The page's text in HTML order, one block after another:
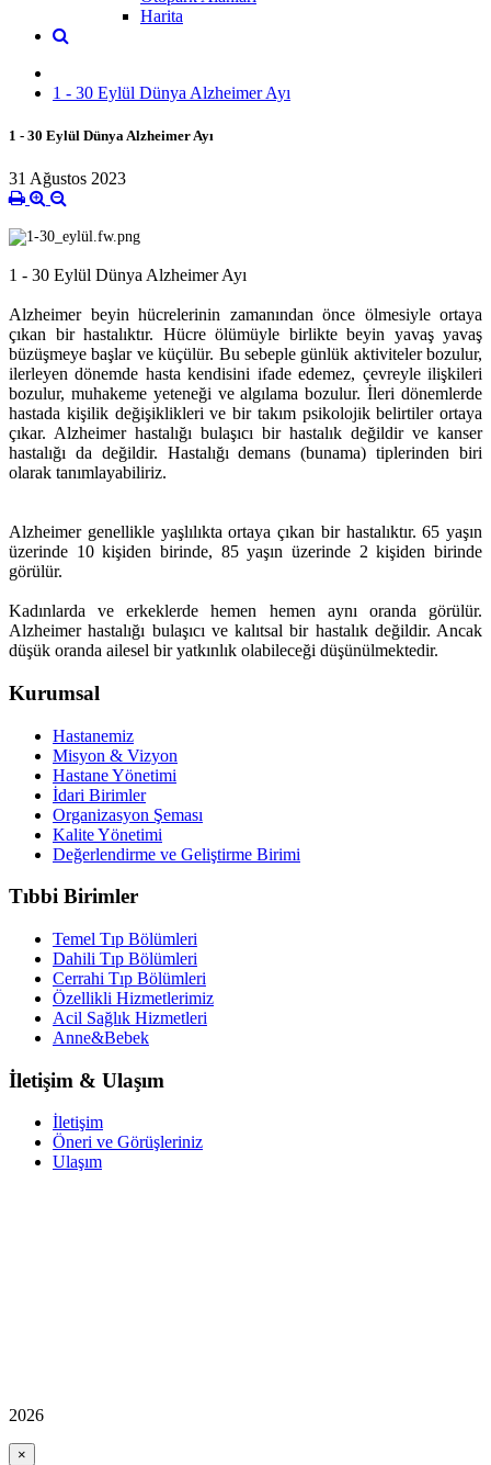
Harita
1 - 30 Eylül Dünya Alzheimer Ayı
1 - 30 Eylül Dünya Alzheimer Ayı
31 Ağustos 2023
1 - 30 Eylül Dünya Alzheimer Ayı
Alzheimer beyin hücrelerinin zamanından önce ölmesiyle ortaya
çıkan bir hastalıktır. Hücre ölümüyle birlikte beyin yavaş yavaş
büzüşmeye başlar ve küçülür. Bu sebeple günlük aktiviteler bozulur,
ilerleyen dönemde hasta kendisini ifade edemez, çevreyle ilişkileri
bozulur, muhakeme yeteneği ve algılama bozulur. İleri dönemlerde
hastada kişilik değişiklikleri ve bir takım psikolojik belirtiler ortaya
çıkar. Alzheimer hastalığı bulaşıcı bir hastalık değildir ve kanser
hastalığı da değildir. Hastalığı demans (bunama) tiplerinden biri
olarak tanımlayabiliriz.
Alzheimer genellikle yaşlılıkta ortaya çıkan bir hastalıktır. 65 yaşın
üzerinde 10 kişiden birinde, 85 yaşın üzerinde 2 kişiden birinde
görülür.
Kadınlarda ve erkeklerde hemen hemen aynı oranda görülür.
Alzheimer hastalığı bulaşıcı ve kalıtsal bir hastalık değildir. Ancak
düşük oranda ailesel bir yatkınlık olabileceği düşünülmektedir.
Kurumsal
Hastanemiz
Misyon & Vizyon
Hastane Yönetimi
İdari Birimler
Organizasyon Şeması
Kalite Yönetimi
Değerlendirme ve Geliştirme Birimi
Tıbbi Birimler
Temel Tıp Bölümleri
Dahili Tıp Bölümleri
Cerrahi Tıp Bölümleri
Özellikli Hizmetlerimiz
Acil Sağlık Hizmetleri
Anne&Bebek
İletişim & Ulaşım
İletişim
Öneri ve Görüşleriniz
Ulaşım
2026
×